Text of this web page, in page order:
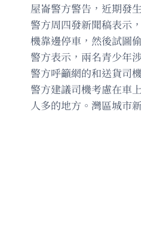
屋崙警方警告，近期發
警方周四發新聞稿表示
機靠邊停車，然後試圖
警方表示，兩名青少年
警方呼籲網的和送貨司
警方建議司機考慮在車
人多的地方。灣區城市